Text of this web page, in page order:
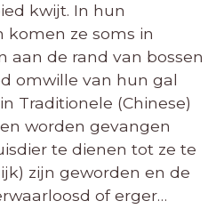
kwijt. In hun
komen ze soms in
aan de rand van bossen
omwille van hun gal
Traditionele (Chinese)
worden gevangen
te dienen tot ze te
zijn geworden en de
of erger…